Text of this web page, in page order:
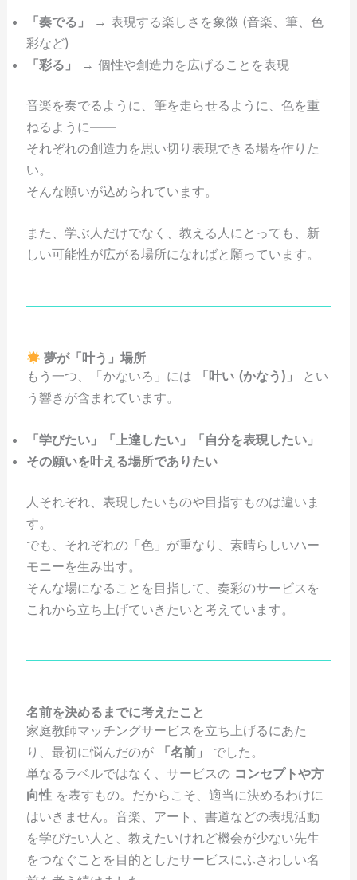
「奏でる」
→ 表現する楽しさを象徴 (音楽、筆、色
彩など)
「彩る」
→ 個性や創造力を広げることを表現
音楽を奏でるように、筆を走らせるように、色を重
ねるように——
それぞれの創造力を思い切り表現できる場を作りた
い。
そんな願いが込められています。
また、学ぶ人だけでなく、教える人にとっても、新
しい可能性が広がる場所になればと願っています。
夢が「叶う」場所
もう一つ、「かないろ」には 「叶い (かなう)」
とい
う響きが含まれています。
「学びたい」「上達したい」「自分を表現したい」
その願いを叶える場所でありたい
人それぞれ、表現したいものや目指すものは違いま
す。
でも、それぞれの「色」が重なり、素晴らしいハー
モニーを生み出す。
そんな場になることを目指して、奏彩のサービスを
これから立ち上げていきたいと考えています。
名前を決めるまでに考えたこと
家庭教師マッチングサービスを立ち上げるにあた
り、最初に悩んだのが
「名前」
でした。
単なるラベルではなく、サービスの コンセプトや方
向性を表すもの。だからこそ、適当に決めるわけに
はいきません。音楽、アート、書道などの表現活動
を学びたい人と、教えたいけれど機会が少ない先生
をつなぐことを目的としたサービスにふさわしい名